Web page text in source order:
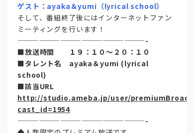
ゲスト：ayaka＆yumi（lyrical school）
そして、番組終了後にはインターネットファン
ミーティングを行います！
——————————————————-
■放送時間 １９：１０～２０：１０
■タレント名 ayaka＆yumi (lyrical
school)
■該当URL
http://studio.ameba.jp/user/
cast_id=1954
——————————————————-
問い合わせ, 取材,出演依頼
lyrical school official web shop